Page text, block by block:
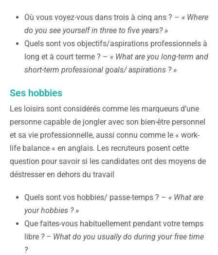
Où vous voyez-vous dans trois à cinq ans ? – « Where
do you see yourself in three to five years? »
Quels sont vos objectifs/aspirations professionnels à
long et à court terme ? – « What are you long-term and
short-term professional goals/ aspirations ? »
Ses hobbies
Les loisirs sont considérés comme les marqueurs d’une
personne capable de jongler avec son bien-être personnel
et sa vie professionnelle, aussi connu comme le « work-
life balance « en anglais. Les recruteurs posent cette
question pour savoir si les candidates ont des moyens de
déstresser en dehors du travail
Quels sont vos hobbies/ passe-temps ? – « What are
your hobbies ? »
Que faites-vous habituellement pendant votre temps
libre ? – What do you usually do during your free time
?